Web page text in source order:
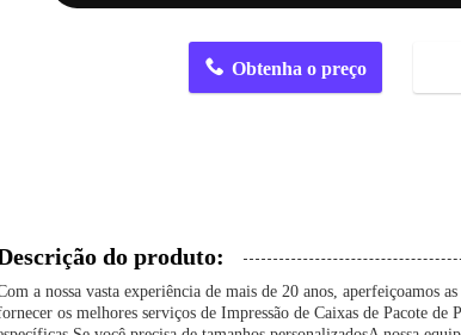
Obtenha o preço
do produto:
a nossa vasta experiência de mais de 20 anos, aperfeiçoamos
os melhores serviços de Impressão de Caixas de Pacote de